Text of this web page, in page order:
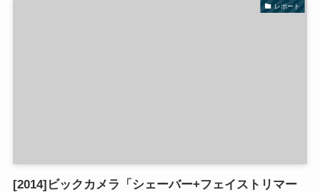
レポート
[2014]ビックカメラ「シェーバー+フェイストリマー